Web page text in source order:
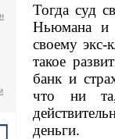
Тогда суд
Ньюмана и
своему экс-
такое
банк и
что ни
деньги.